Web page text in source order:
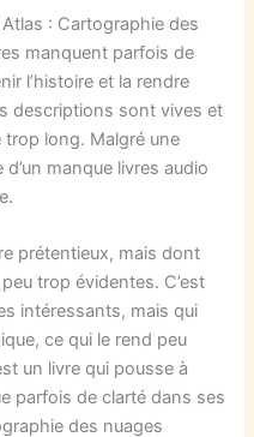
: Cartographie des
manquent parfois de
l’histoire et la rendre
descriptions sont vives et
trop long. Malgré une
manque livres audio
prétentieux, mais dont
trop évidentes. C’est
intéressants, mais qui
ce qui le rend peu
un livre qui pousse à
parfois de clarté dans ses
des nuages